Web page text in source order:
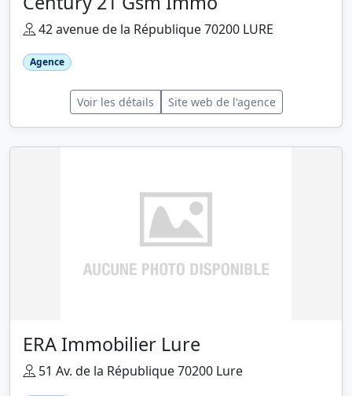
42 avenue de la République 70200 LURE
Agence
Voir les détails Site web de l'agence
ERA Immobilier Lure
51 Av. de la République 70200 Lure